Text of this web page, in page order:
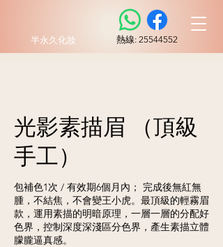
半永久化妝 ​熱線: 25544552
光影素描眉 （頂級
手工）
包補色1次 / 有效期6個月內； 完成後無紅無
腫，不結焦，不會變王小虎。最頂級的輕霧眉
款，運用素描的明暗原理，一層一層的分配好
色界，控制深度深淺區分色界，產生素描立體
朦朧逼真感。